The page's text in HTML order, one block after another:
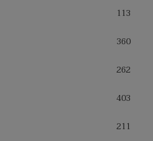
113
360
262
403
211